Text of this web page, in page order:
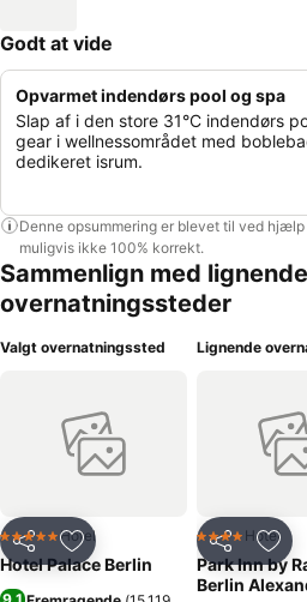
Godt at vide
Opvarmet indendørs pool og spa
Slap af i den store 31°C indendørs
gear i wellnessområdet med
dedikeret isrum.
Denne opsummering er blevet til ved
muligvis ikke 100% korrekt.
Sammenlign med lignende
overnatningssteder
Valgt overnatningssted
Del Føj til favoritter
5 StjernerHotel
Hotel Palace Berlin
Lignende
Del Føj
4 StjernerHotel
Park Inn by
Berlin